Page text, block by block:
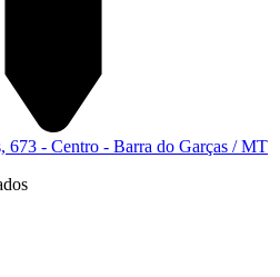
673 - Centro - Barra do Garças / MT